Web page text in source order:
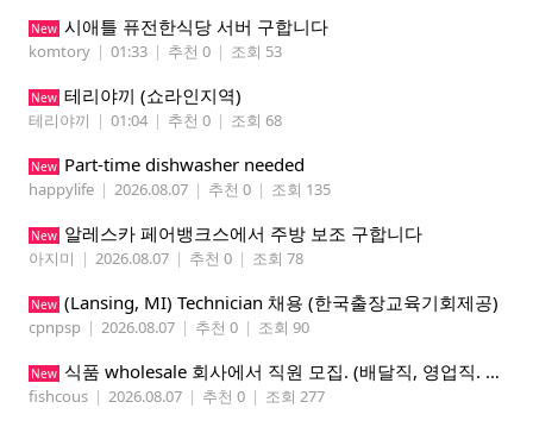
New 시애틀 퓨전한식당 서버 구합니다
komtory | 01:33 | 추천 0 | 조회 53
New 테리야끼 (쇼라인지역)
테리야끼 | 01:04 | 추천 0 | 조회 68
New Part-time dishwasher needed
happylife | 2026.08.07 | 추천 0 | 조회 135
New 알레스카 페어뱅크스에서 주방 보조 구합니다
아지미 | 2026.08.07 | 추천 0 | 조회 78
New (Lansing, MI) Technician 채용 (한국출장교육기회제공)
cpnpsp | 2026.08.07 | 추천 0 | 조회 90
New 식품 wholesale 회사에서 직원 모집. (배달직, 영업직. 창고 관리직)
fishcous | 2026.08.07 | 추천 0 | 조회 277